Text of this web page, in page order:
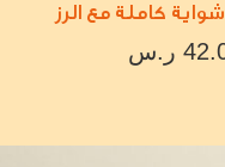
كاملة مع الرز
ر.س